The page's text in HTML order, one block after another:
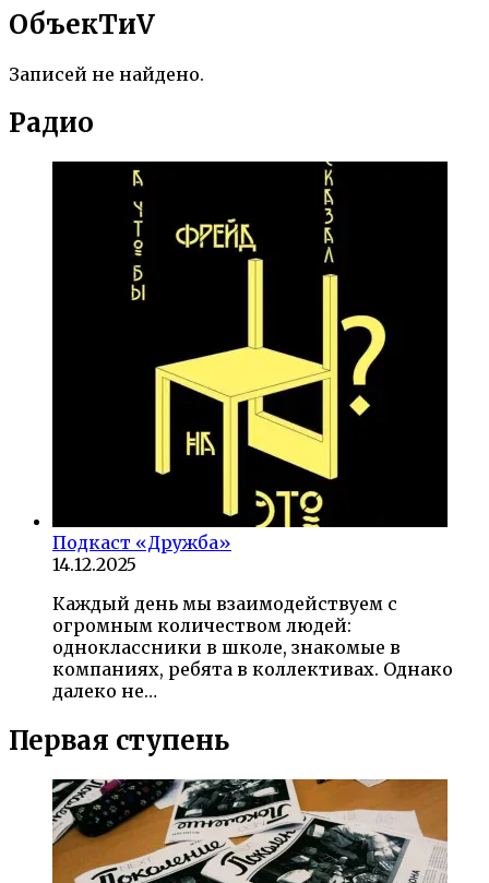
ОбъекTиV
Записей не найдено.
Радио
Подкаст «Дружба»
14.12.2025
Каждый день мы взаимодействуем с
огромным количеством людей:
одноклассники в школе, знакомые в
компаниях, ребята в коллективах. Однако
далеко не…
Первая ступень